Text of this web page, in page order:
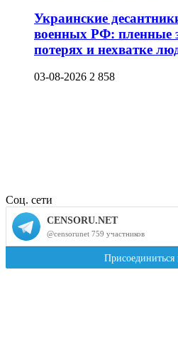
Украинские
военных РФ: пленные
потерях и нехватке
03-08-2026 2 858
Соц. сети